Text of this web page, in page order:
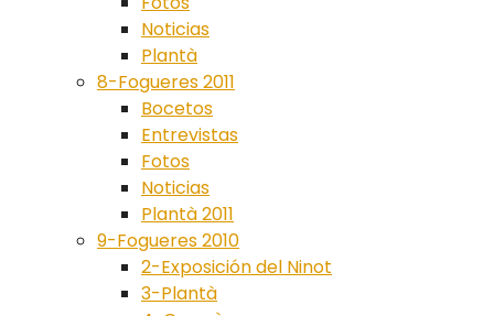
Noticias
Plantà
8-Fogueres 2011
Bocetos
Entrevistas
Fotos
Noticias
Plantà 2011
9-Fogueres 2010
2-Exposición del Ninot
3-Plantà